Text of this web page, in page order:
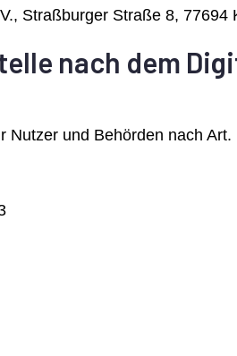
Straßburger Straße 8, 77694
nach dem
Nutzer und Behörden nach